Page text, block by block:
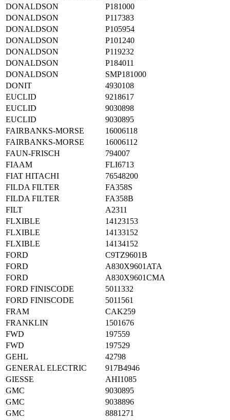
DONALDSON
P181000
DONALDSON
P117383
DONALDSON
P105954
DONALDSON
P101240
DONALDSON
P119232
DONALDSON
P184011
DONALDSON
SMP181000
DONIT
4930108
EUCLID
9218617
EUCLID
9030898
EUCLID
9030895
FAIRBANKS-MORSE
16006118
FAIRBANKS-MORSE
16006112
FAUN-FRISCH
794007
FIAAM
FLI6713
FIAT HITACHI
76548200
FILDA FILTER
FA358S
FILDA FILTER
FA358B
FILT
A2311
FLXIBLE
14123153
FLXIBLE
14133152
FLXIBLE
14134152
FORD
C9TZ9601B
FORD
A830X9601ATA
FORD
A830X9601CMA
FORD FINISCODE
5011332
FORD FINISCODE
5011561
FRAM
CAK259
FRANKLIN
1501676
FWD
197559
FWD
197529
GEHL
42798
GENERAL ELECTRIC
917B4946
GIESSE
AHI1085
GMC
9030895
GMC
9038896
GMC
8881271